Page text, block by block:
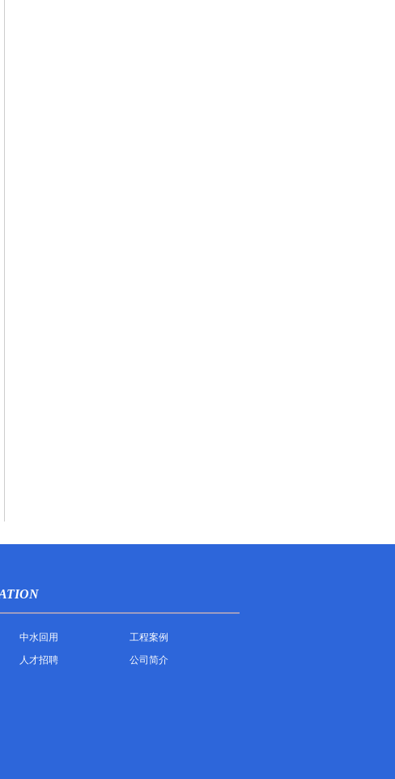
中水回用
工程案例
人才招聘
公司简介